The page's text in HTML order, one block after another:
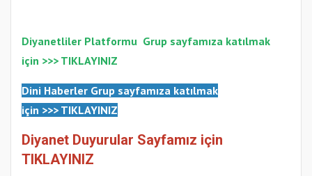
Diyanetliler Platformu Grup sayfamıza katılmak
için >>> TIKLAYINIZ
Dini Haberler Grup sayfamıza katılmak
için >>> TIKLAYINIZ
Diyanet Duyurular Sayfamız için
TIKLAYINIZ